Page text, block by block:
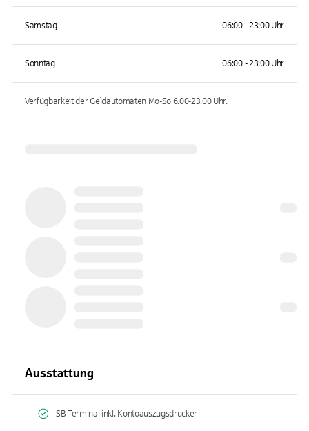
Samstag 06:00 - 23:00 Uhr
Sonntag 06:00 - 23:00 Uhr
Verfügbarkeit der Geldautomaten Mo-So 6.00-23.00Uhr.
Ausstattung
SB-Terminal inkl. Kontoauszugsdrucker